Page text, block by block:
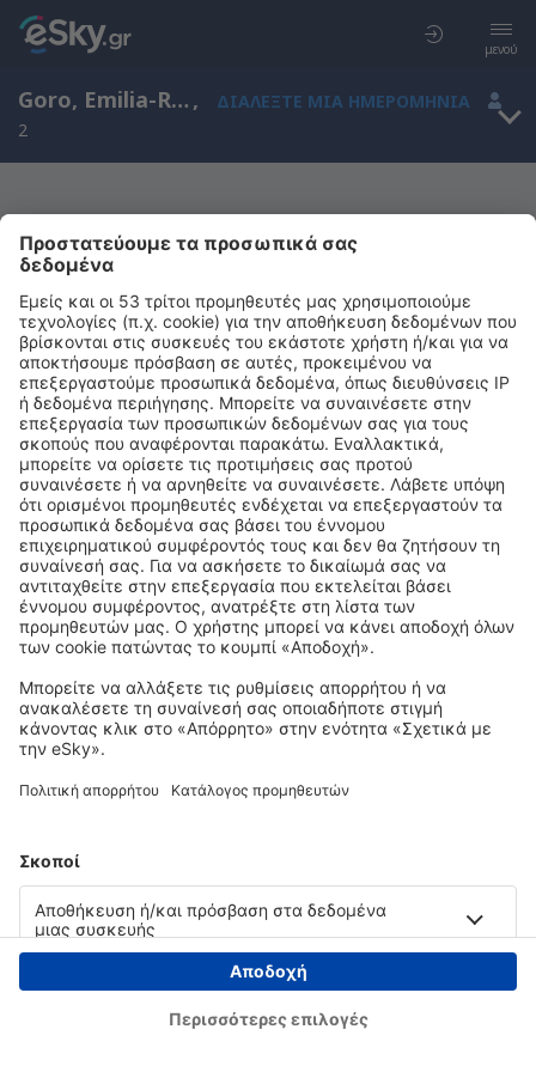
μενού
Goro, Emilia-Romagna, Ιταλία ,
ΔΙΑΛΈΞΤΕ ΜΙΑ ΗΜΕΡΟΜΗΝΊΑ
2
Μας συγχωρείτε, δεν υπάρχουν
αποτελέσματα για την αναζήτησή σας
Προσπαθήστε να κάνετε αναζήτηση με διαφορετικά κριτήρια
Copyright © eSky.gr. Με την επιφύλαξη παντός νομίμου δικαιώματος.